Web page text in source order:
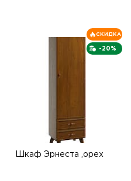
-20%
СКИДКА
Шкаф Эрнеста ,орех